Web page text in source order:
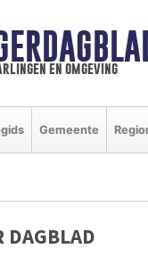
en omgeving
Gemeente
DAGBLAD